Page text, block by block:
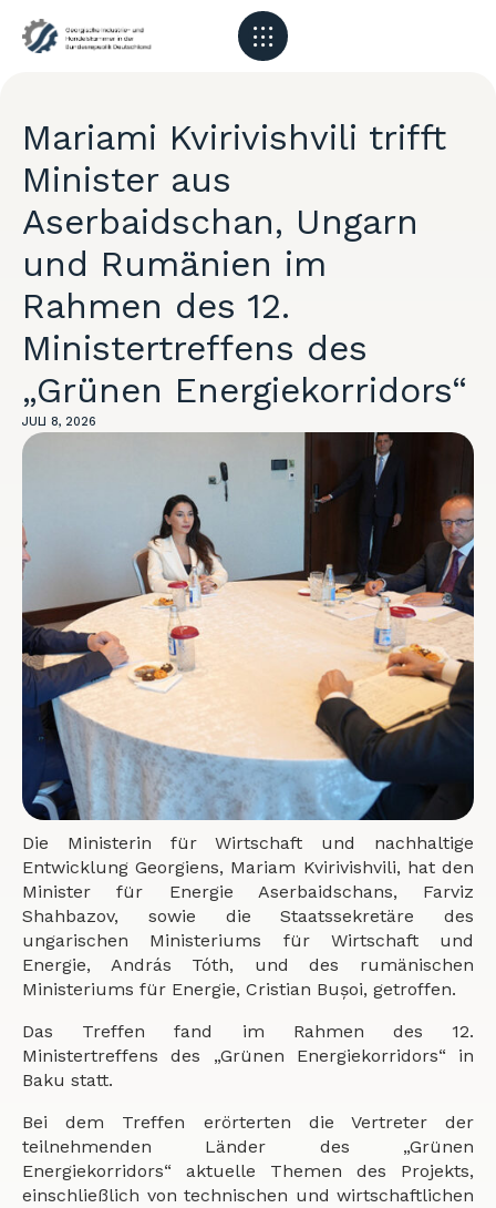
Mariami Kvirivishvili trifft
Minister aus
Aserbaidschan, Ungarn
und Rumänien im
Rahmen des 12.
Ministertreffens des
„Grünen Energiekorridors“
JULI 8, 2026
Die Ministerin für Wirtschaft und nachhaltige
Entwicklung Georgiens, Mariam Kvirivishvili, hat den
Minister für Energie Aserbaidschans, Farviz
Shahbazov, sowie die Staatssekretäre des
ungarischen Ministeriums für Wirtschaft und
Energie, András Tóth, und des rumänischen
Ministeriums für Energie, Cristian Bușoi, getroffen.
Das Treffen fand im Rahmen des 12.
Ministertreffens des „Grünen Energiekorridors“ in
Baku statt.
Bei dem Treffen erörterten die Vertreter der
teilnehmenden Länder des „Grünen
Energiekorridors“ aktuelle Themen des Projekts,
einschließlich von technischen und wirtschaftlichen